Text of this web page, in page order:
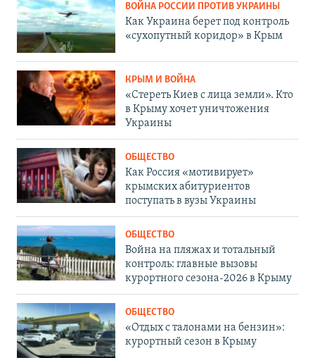
ВОЙНА РОССИИ ПРОТИВ УКРАИНЫ
Как Украина берет под контроль
«сухопутный коридор» в Крым
КРЫМ И ВОЙНА
«Стереть Киев с лица земли». Кто
в Крыму хочет уничтожения
Украины
ОБЩЕСТВО
Как Россия «мотивирует»
крымских абитуриентов
поступать в вузы Украины
ОБЩЕСТВО
Война на пляжах и тотальный
контроль: главные вызовы
курортного сезона-2026 в Крыму
ОБЩЕСТВО
«Отдых с талонами на бензин»:
курортный сезон в Крыму